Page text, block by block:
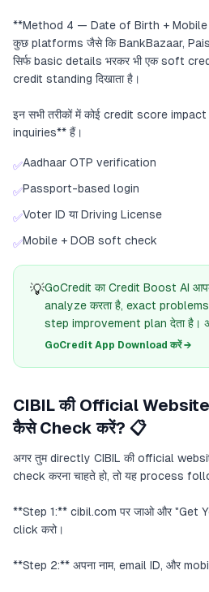
**Method 4 — Date of Birth + Mobile
कुछ platforms जैसे कि BankBazaar,
सिर्फ basic details भरकर भी एक soft
credit standing दिखाता है।
इन सभी तरीकों में कोई credit score
inquiries** हैं।
✅Aadhaar OTP verification
✅Passport-based login
✅Voter ID या Driving License
✅Mobile + DOB soft check
💡GoCredit का Credit Boost AI
analyze करता है, exact
step improvement plan देता है।
GoCredit App Download करें →
CIBIL की Official
कैसे Check करें? 📋
अगर तुम directly CIBIL की official
check करना चाहते हो, तो यह process
**Step 1:** cibil.com पर जाओ और "Get
click करो।
**Step 2:** अपना नाम, email ID, और